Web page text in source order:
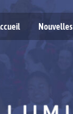
Nouvelles